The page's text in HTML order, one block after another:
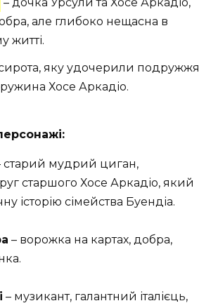
– дочка Урсули та Хосе Аркадіо,
але глибоко нещасна в
житті.
яку удочерили подружжя
Хосе Аркадіо.
старий мудрий циган,
старшого Хосе Аркадіо, який
історію сімейства Буендіа.
– ворожка на картах, добра,
– музикант, галантний італієць,